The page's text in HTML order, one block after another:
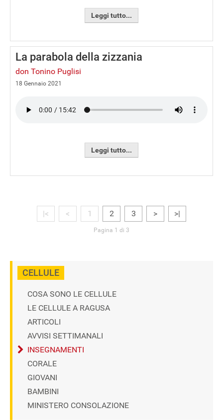
Leggi tutto...
La parabola della zizzania
don Tonino Puglisi
18 Gennaio 2021
Leggi tutto...
|< < 1 2 3 > >|
Pagina 1 di 3
CELLULE
COSA SONO LE CELLULE
LE CELLULE A RAGUSA
ARTICOLI
AVVISI SETTIMANALI
INSEGNAMENTI
CORALE
GIOVANI
BAMBINI
MINISTERO CONSOLAZIONE